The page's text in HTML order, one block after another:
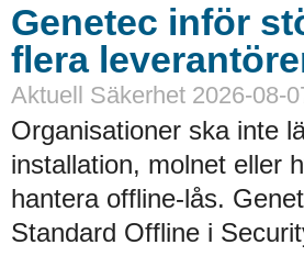
Genetec inför
flera
Aktuell Säkerhet 2026-08-
Organisationer ska inte
installation, molnet eller
hantera offline-lås.
Standard Offline i